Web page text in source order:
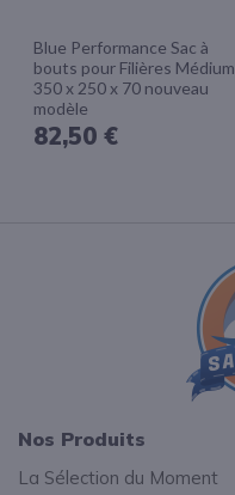
Blue Performance Sac à
bouts pour Filières Médium
350 x 250 x 70 nouveau
modèle
82,50 €
Nos Produits
La Sélection du Moment